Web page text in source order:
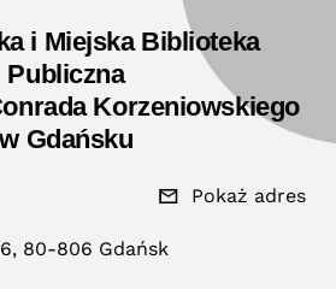
i Miejska Biblioteka
Publiczna
Korzeniowskiego
w Gdańsku
Pokaż adres
80-806 Gdańsk